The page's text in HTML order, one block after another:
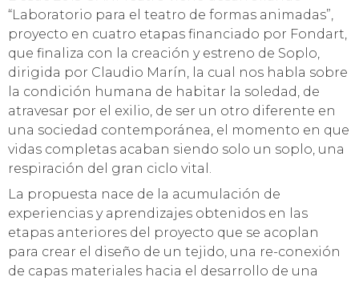
“Laboratorio para el teatro de formas animadas”,
proyecto en cuatro etapas financiado por Fondart,
que finaliza con la creación y estreno de Soplo,
dirigida por Claudio Marín, la cual nos habla sobre
la condición humana de habitar la soledad, de
atravesar por el exilio, de ser un otro diferente en
una sociedad contemporánea, el momento en que
vidas completas acaban siendo solo un soplo, una
respiración del gran ciclo vital.
La propuesta nace de la acumulación de
experiencias y aprendizajes obtenidos en las
etapas anteriores del proyecto que se acoplan
para crear el diseño de un tejido, una re-conexión
de capas materiales hacia el desarrollo de una